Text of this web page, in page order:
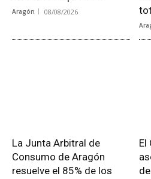
Aragón 08/08/2026
La Junta Arbitral de
Consumo de Aragón
resuelve el 85% de los
El